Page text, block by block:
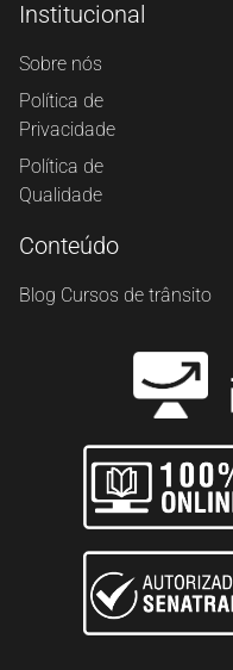
Institucional
Sobre nós
Política de
Privacidade
Política de
Qualidade
Conteúdo
Blog Cursos de trânsito